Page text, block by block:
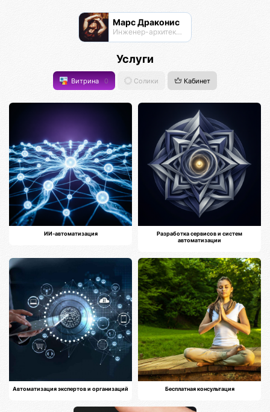
Марс Драконис
Инженер-архитектор
Услуги
Витрина 0 Солики Кабинет
ИИ-автоматизация
Разработка сервисов и систем
автоматизации
Автоматизация экспертов и организаций Бесплатная консультация